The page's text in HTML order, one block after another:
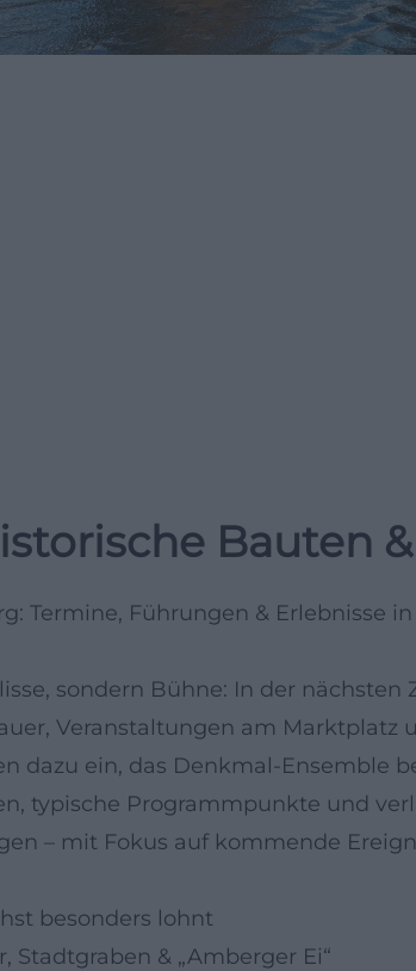
Bauten
Termine, Führungen & Erlebnisse
sondern Bühne: In der nächsten
Veranstaltungen am Marktplatz
dazu ein, das Denkmal-Ensemble
typische Programmpunkte und
– mit Fokus auf kommende
besonders lohnt
& „Amberger Ei“